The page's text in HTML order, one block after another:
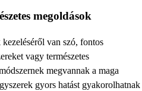
megoldások
van szó, fontos
vagy természetes
megvannak a maga
gyors hatást gyakorolhatnak